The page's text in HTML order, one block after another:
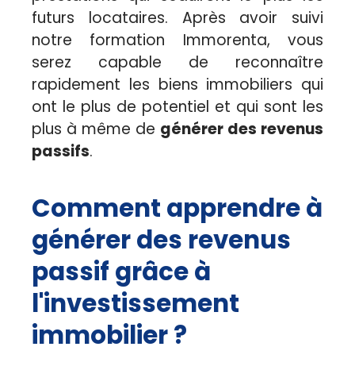
futurs locataires. Après avoir suivi
notre formation Immorenta, vous
serez capable de reconnaître
rapidement les biens immobiliers qui
ont le plus de potentiel et qui sont les
plus à même de générer des revenus
passifs.
Comment apprendre à
générer des revenus
passif grâce à
l'investissement
immobilier ?